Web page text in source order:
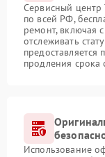
Сервисный центр
по всей РФ,
ремонт, включая
отслеживать
предоставляется
продления срока
Использование